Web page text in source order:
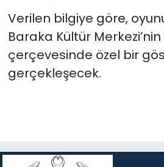
Verilen bilgiye göre,
Baraka Kültür
çerçevesinde özel bir
gerçekleşecek.
Teknoloji
TÜRKiYE
Video Galeri